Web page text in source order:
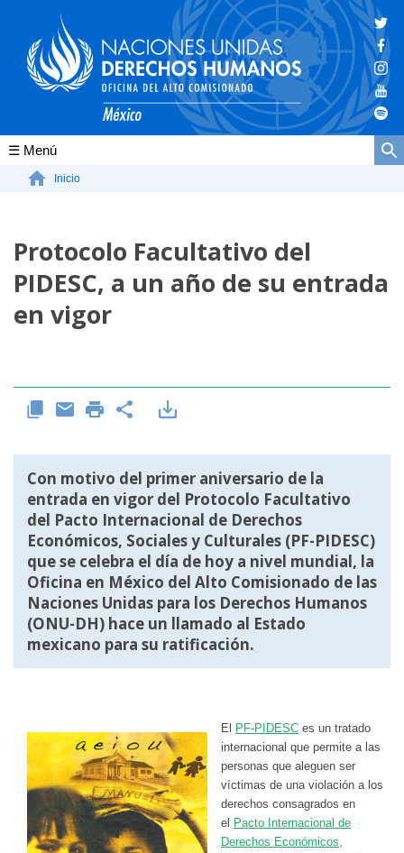
Conócenos
La ONU-DH en México
Vacantes ONU-DH México
ONU-DH en el tiempo
Inicio
Protocolo Facultativo del
PIDESC, a un año de su entrada
en vigor
Con motivo del primer aniversario de la
entrada en vigor del Protocolo Facultativo
del Pacto Internacional de Derechos
Económicos, Sociales y Culturales (PF-PIDESC)
que se celebra el día de hoy a nivel mundial, la
Oficina en México del Alto Comisionado de las
Naciones Unidas para los Derechos Humanos
(ONU-DH) hace un llamado al Estado
mexicano para su ratificación.
El PF-PIDESC es un tratado
internacional que permite a las
personas que aleguen ser
víctimas de una violación a los
derechos consagrados en
el Pacto Internacional de
Derechos Económicos,